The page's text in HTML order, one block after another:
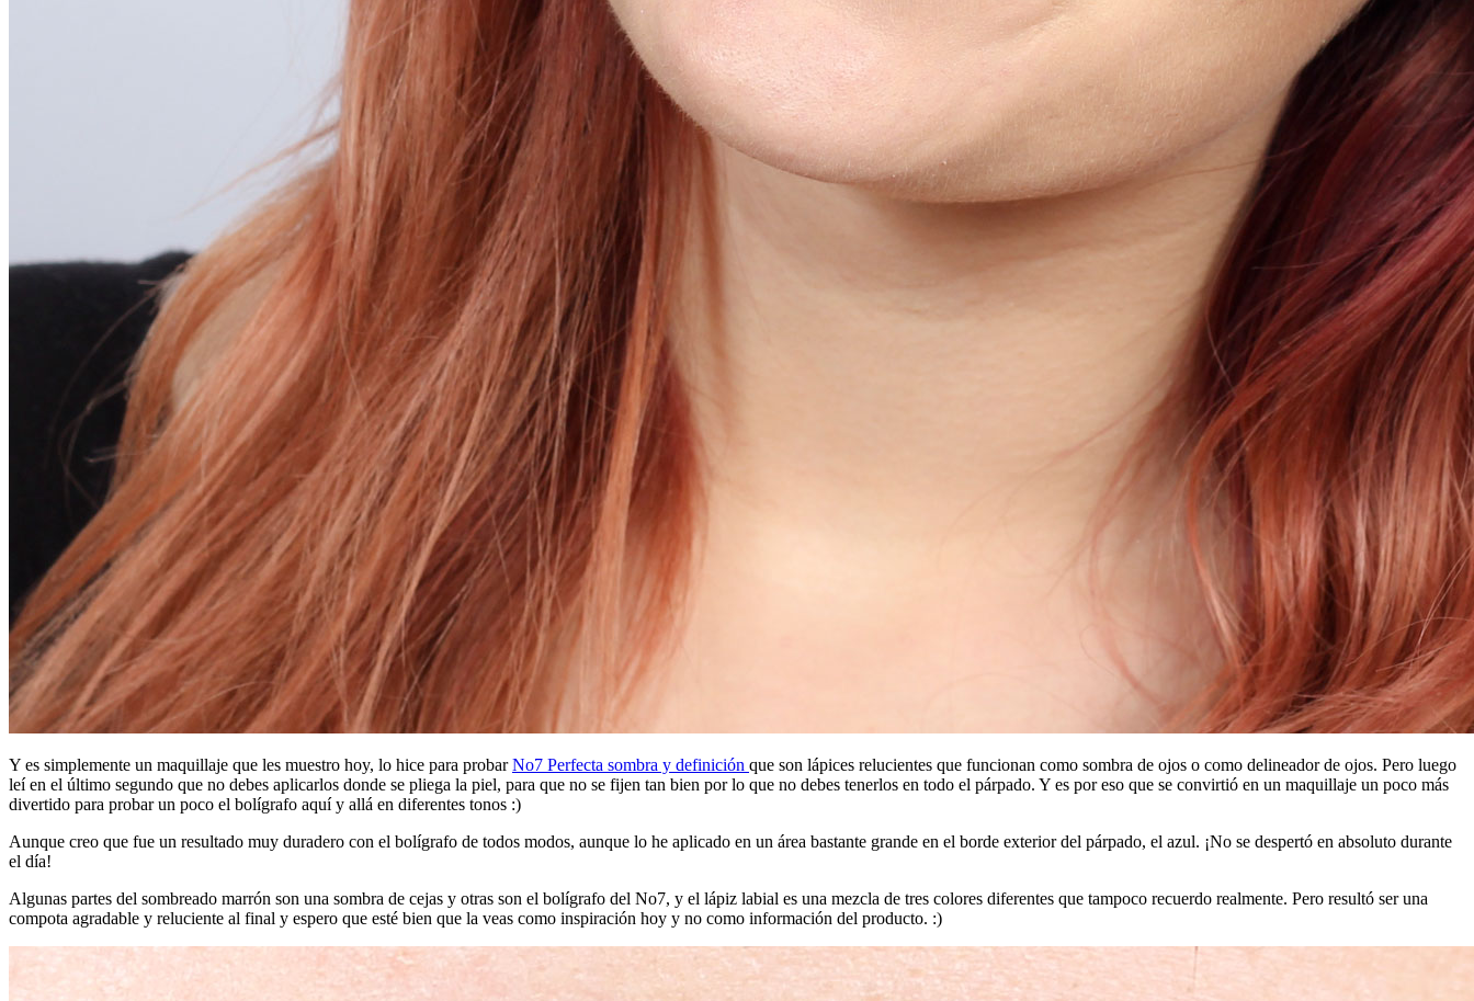
Y es simplemente un maquillaje que les muestro hoy, lo hice para probarNo7 Perfecta sombra y definición que son lápices relucientes que funcionan como sombra de ojos o como delineador de ojos. Pero luego
leí en el último segundo que no debes aplicarlos donde se pliega la piel, para que no se fijen tan bien por lo que no debes tenerlos en todo el párpado. Y es por eso que se convirtió en un maquillaje un poco más
divertido para probar un poco el bolígrafo aquí y allá en diferentes tonos :)
Aunque creo que fue un resultado muy duradero con el bolígrafo de todos modos, aunque lo he aplicado en un área bastante grande en el borde exterior del párpado, el azul. ¡No se despertó en absoluto durante
el día!
Algunas partes del sombreado marrón son una sombra de cejas y otras son el bolígrafo del No7, y el lápiz labial es una mezcla de tres colores diferentes que tampoco recuerdo realmente. Pero resultó ser una
compota agradable y reluciente al final y espero que esté bien que la veas como inspiración hoy y no como información del producto. :)